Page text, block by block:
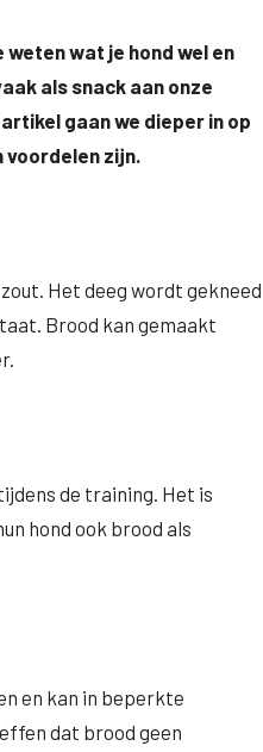
wat je hond wel en
als snack aan onze
gaan we dieper in op
voordelen zijn.
Het deeg wordt gekneed
Brood kan gemaakt
de training. Het is
hond ook brood als
en kan in beperkte
dat brood geen